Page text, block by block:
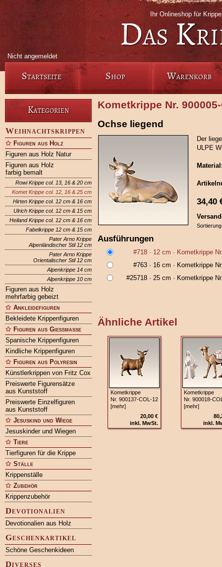
Ihr Onlineshop für
Das
Nicht angemeldet
Startseite Shop Warenkorb
Kategorien
Weihnachtskrippen
Figuren aus Holz
Figuren aus Holz Natur
Figuren aus Holz
farbig bemalt
Rowi Krippe col. 13, 16 & 20 cm
Komet Krippe col. 12, 16 & 25 cm
Hirten Krippe col. 12 cm & 16 cm
Ulrich Krippe col. 12 cm & 15 cm
Heiland Krippe col. 12 cm & 16 cm
Fabelkrippe 12 cm & 15 cm
Pater Arno Krippe
Alpenländischer Stil 12 cm
Pater Arno Krippe
Orientalischer Stil 12 cm
Alpenkrippe 14 cm
Alpenkrippe 10 cm
Figuren aus Holz
mehrfarbig gebeizt
Ankleidefiguren
Bekleidete Krippenfiguren
Figuren aus Gießmasse
Spanische Krippenfiguren
Kindliche Krippenfiguren
Figuren aus Polyresin
Künstlerkrippen von Fritz Cox
Preiswerte Figurensätze
aus Kunststoff
Preiswerte Einzelfiguren
aus Kunststoff
Jesuskind und Wiege
Jesuskinder und Wiegen
Tiere
Tierfiguren für die Krippe
Ställe
Krippenställe
Zubehör
Krippenzubehör
Devotionalien
Devotionalien aus Holz
Geschenkartikel
Schöne Geschenkideen
Diverses
Kometkrippe Nr.
Ochse liegend
Der
ULPE
34,40
Ausführungen
#718 · 12 cm · Kometkrippe
#763 · 16 cm · Kometkrippe
#25718 · 25 cm · Kometkrippe
Ähnliche Artikel
Kometkrippe
Nr. 900137‑COL‑12
[mehr]
20,00 €
inkl. MwSt.
Kometkrippe
Nr.
[mehr]
inkl.